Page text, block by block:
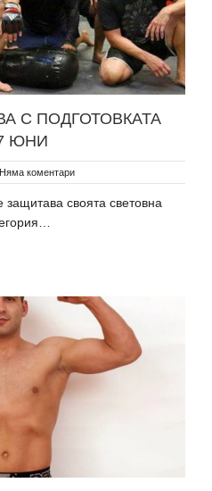
С ПОДГОТОВКАТА
ЮНИ
Няма коментари
своята световна